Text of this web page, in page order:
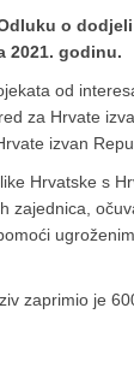
o
2021. godinu.
od
za Hrvate
izvan
Hrvatske s
zajednica,
zaprimio je